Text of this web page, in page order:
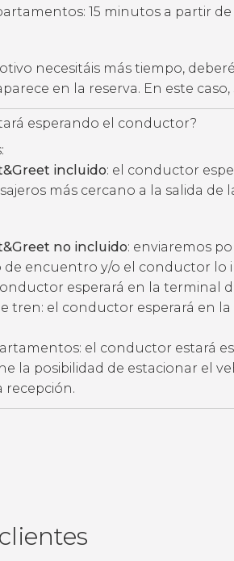
15 minutos a partir
necesitáis más tiempo,
en la reserva. En este
esperando el conductor?
incluido: el conductor
más cercano a la salida de
no incluido: enviaremos
de encuentro y/o el conductor lo
esperará en la terminal
tren: el conductor esperará en
el conductor estará
la posibilidad de estacionar el
recepción.